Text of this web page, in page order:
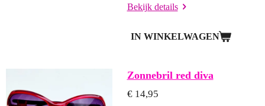
Bekijk details
IN WINKELWAGEN
Zonnebril red diva
€ 14,95